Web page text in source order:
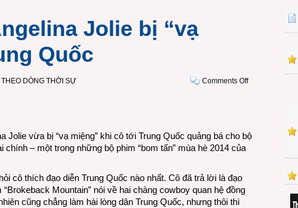
Jolie bị “vạ
Quốc
THEO DÒNG THỜI SỰ Comments Offon
bị
Jolie vừa bị “vạ miệng” khi cô tới Trung Quốc quảng bá cho bộ
chính – một trong những bộ phim “bom tấn” mùa hè 2014 của
cô thích đạo diễn Trung Quốc nào nhất. Cô đã trả lời là đạo
Mountain” nói về hai chàng cowboy quan hệ đồng
cũng chẳng làm hài lòng dân Trung Quốc, nhưng thôi thì